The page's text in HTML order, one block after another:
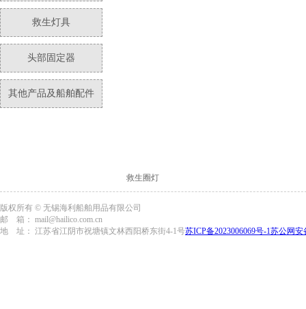
救生灯具
头部固定器
其他产品及船舶配件
救生圈灯
版权所有 © 无锡海利船舶用品有限公司
邮 箱： mail@hailico.com.cn
地 址： 江苏省江阴市祝塘镇文林西阳桥东街4-1号苏ICP备2023006069号-1苏公网安